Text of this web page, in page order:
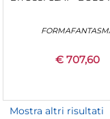
€ 707,60
Mostra altri risultati